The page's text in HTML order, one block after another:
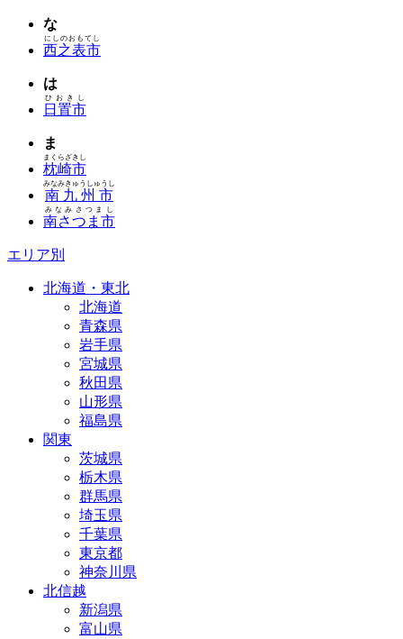
な
西之表市
にしのおもてし
は
日置市
ひおきし
ま
枕崎市
まくらざきし
南九州市
みなみきゅうしゅうし
南さつま市
みなみさつまし
エリア別
北海道・東北
北海道
青森県
岩手県
宮城県
秋田県
山形県
福島県
関東
茨城県
栃木県
群馬県
埼玉県
千葉県
東京都
神奈川県
北信越
新潟県
富山県